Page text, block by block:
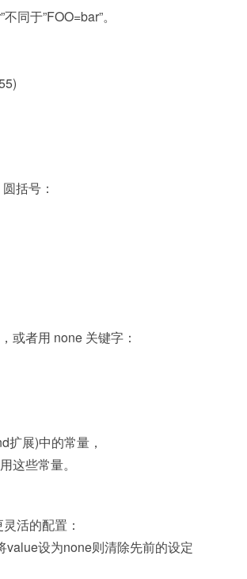
同于”FOO=bar”。
括号：
或者用 none 关键字：
展)中的常量，
这些常量。
活的配置：
设为none则清除先前的设定